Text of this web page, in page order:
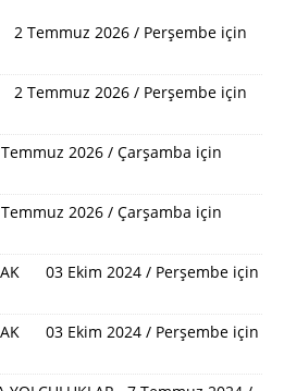
Temmuz 2026 / Perşembe için
Temmuz 2026 / Perşembe için
2026 / Çarşamba için
2026 / Çarşamba için
03 Ekim 2024 / Perşembe için
03 Ekim 2024 / Perşembe için